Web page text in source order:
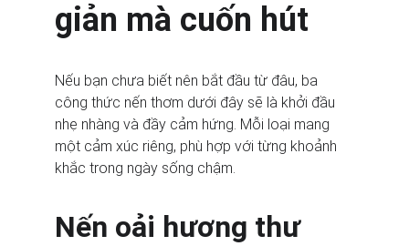
giản mà cuốn hút
Nếu bạn chưa biết nên bắt đầu từ đâu, ba
công thức nến thơm dưới đây sẽ là khởi đầu
nhẹ nhàng và đầy cảm hứng. Mỗi loại mang
một cảm xúc riêng, phù hợp với từng khoảnh
khắc trong ngày sống chậm.
Nến oải hương thư